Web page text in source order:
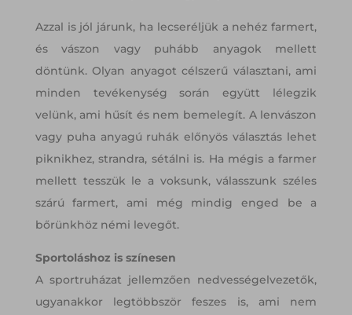
Azzal is jól járunk, ha lecseréljük a nehéz farmert,
és vászon vagy puhább anyagok mellett
döntünk. Olyan anyagot célszerű választani, ami
minden tevékenység során együtt lélegzik
velünk, ami hűsít és nem bemelegít. A lenvászon
vagy puha anyagú ruhák előnyös választás lehet
piknikhez, strandra, sétálni is. Ha mégis a farmer
mellett tesszük le a voksunk, válasszunk széles
szárú farmert, ami még mindig enged be a
bőrünkhöz némi levegőt.
Sportoláshoz is színesen
A sportruházat jellemzően nedvességelvezetők,
ugyanakkor legtöbbször feszes is, ami nem